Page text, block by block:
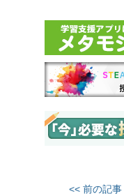
<< 前の記事